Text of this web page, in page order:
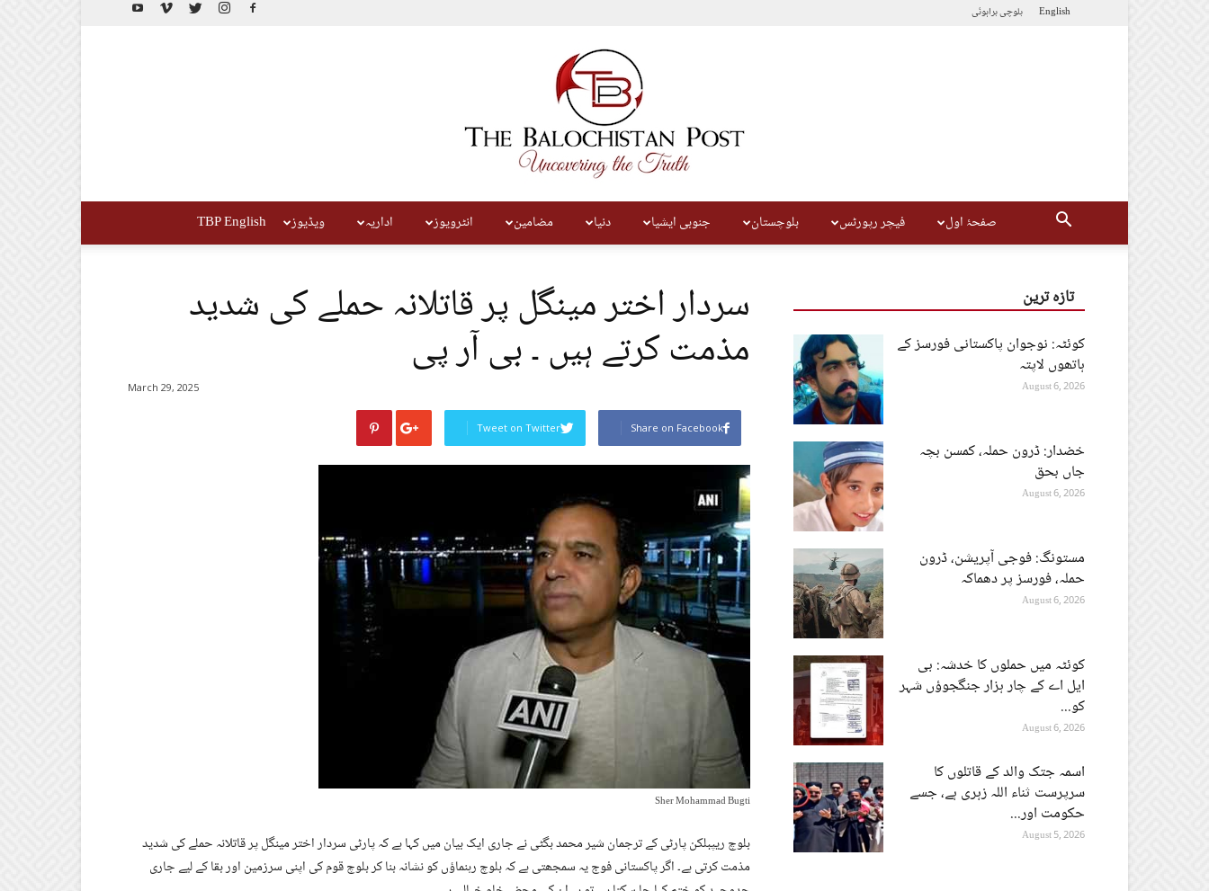
English بلوچیبراہوئی
صفحۂ اول فیچر رپورٹس بلوچستان جنوبی ایشیا دنیا مضامین انٹرویوز اداریہ ویڈیوز TBP English
سردار اختر مینگل پر قاتلانہ حملے کی شدید
مذمت کرتے ہیں ۔ بی آر پی
March 29, 2025
Share on Facebook
Tweet on Twitter
Sher Mohammad Bugti
بلوچ ریپبلکن پارٹی کے ترجمان شیر محمد بگٹی نے جاری ایک بیان میں کہا ہے کہ پارٹی سردار اختر مینگل پر قاتلانہ حملے کی شدید
مذمت کرتی ہے۔ اگر پاکستانی فوج یہ سمجھتی ہے کہ بلوچ رہنماؤں کو نشانہ بنا کر بلوچ قوم کی اپنی سرزمین اور بقا کے لیے جاری
تازہ ترین
کوئٹہ: نوجوان پاکستانی فورسز کے
ہاتھوں لاپتہ
August 6, 2026
خضدار: ڈرون حملہ، کمسن بچہ
جاں بحق
August 6, 2026
مستونگ: فوجی آپریشن، ڈرون
حملہ، فورسز پر دھماکہ
August 6, 2026
کوئٹہ میں حملوں کا خدشہ: بی
ایل اے کے چار ہزار جنگجوؤں شہر
کو...
August 6, 2026
اسمہ جتک والد کے قاتلوں کا
سرپرست ثناء اللہ زہری ہے، جسے
حکومت اور...
August 5, 2026